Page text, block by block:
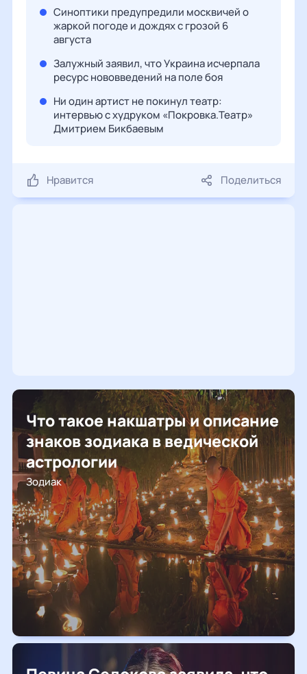
Синоптики предупредили москвичей о
жаркой погоде и дождях с грозой 6
августа
Залужный заявил, что Украина исчерпала
ресурс нововведений на поле боя
Ни один артист не покинул театр:
интервью с худруком «Покровка.Театр»
Дмитрием Бикбаевым
Нравится Поделиться
Что такое накшатры и описание
знаков зодиака в ведической
астрологии
Зодиак